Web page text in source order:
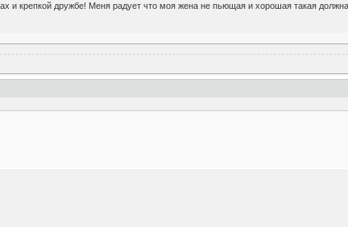
и крепкой дружбе! Меня радует что моя жена не пьющая и хорошая такая